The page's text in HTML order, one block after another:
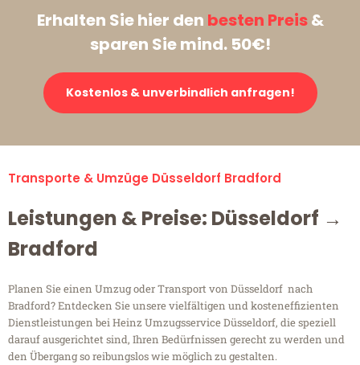
Erhalten Sie hier den besten Preis&
sparen Sie mind. 50€!
Kostenlos & unverbindlich anfragen!
Transporte & Umzüge Düsseldorf Bradford
Leistungen & Preise: Düsseldorf →
Bradford
Planen Sie einen Umzug oder Transport von Düsseldorf nach
Bradford? Entdecken Sie unsere vielfältigen und kosteneffizienten
Dienstleistungen bei Heinz Umzugsservice Düsseldorf, die speziell
darauf ausgerichtet sind, Ihren Bedürfnissen gerecht zu werden und
den Übergang so reibungslos wie möglich zu gestalten.